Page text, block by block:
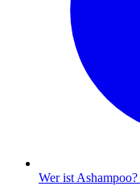
Wer ist Ashampoo?